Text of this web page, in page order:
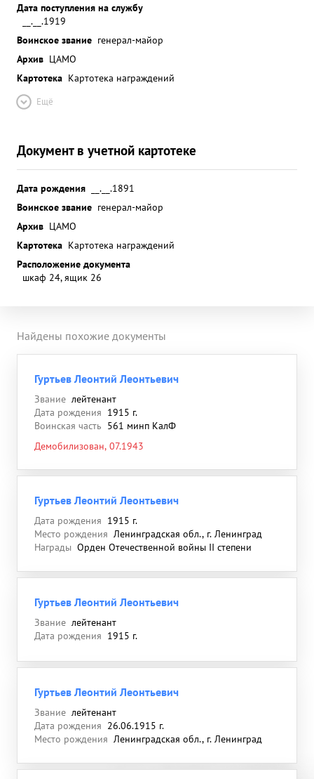
Дата поступления на службу
__.__.1919
Воинское звание генерал-майор
Архив ЦАМО
Картотека Картотека награждений
Ещё
Документ в учетной картотеке
Дата рождения
__.__.1891
Воинское звание генерал-майор
Архив ЦАМО
Картотека Картотека награждений
Расположение документа
шкаф 24, ящик 26
Найдены похожие документы
Гуртьев Леонтий Леонтьевич
Звание лейтенант
Дата рождения 1915 г.
Воинская часть 561 минп КалФ
Демобилизован, 07.1943
Гуртьев Леонтий Леонтьевич
Дата рождения 1915 г.
Место рождения Ленинградская обл., г. Ленинград
Награды Орден Отечественной войны II степени
Гуртьев Леонтий Леонтьевич
Звание лейтенант
Дата рождения 1915 г.
Гуртьев Леонтий Леонтьевич
Звание лейтенант
Дата рождения 26.06.1915 г.
Место рождения Ленинградская обл., г. Ленинград